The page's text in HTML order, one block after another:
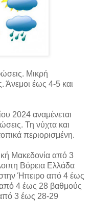
Μικρή
Άνεμοι έως 4-5 και
2024 αναμένεται
Τη νύχτα και
περιορισμένη.
Μακεδονία από 3
Βόρεια Ελλάδα
Ήπειρο από 4 έως
4 έως 28 βαθμούς
3 έως 28-29